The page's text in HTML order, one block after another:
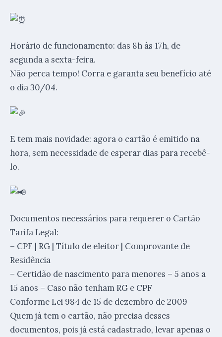
Horário de funcionamento: das 8h às 17h, de
segunda a sexta-feira.
Não perca tempo! Corra e garanta seu benefício até
o dia 30/04.
E tem mais novidade: agora o cartão é emitido na
hora, sem necessidade de esperar dias para recebê-
lo.
Documentos necessários para requerer o Cartão
Tarifa Legal:
– CPF | RG | Título de eleitor | Comprovante de
Residência
– Certidão de nascimento para menores – 5 anos a
15 anos – Caso não tenham RG e CPF
Conforme Lei 984 de 15 de dezembro de 2009
Quem já tem o cartão, não precisa desses
documentos, pois já está cadastrado, levar apenas o